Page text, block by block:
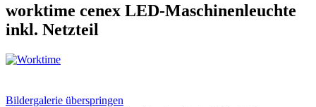
worktime cenex LED-Maschinenleuchte
inkl. Netzteil
Bildergalerie überspringen